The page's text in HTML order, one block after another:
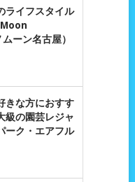
ライフスタイル
ーン名古屋）
きな方におすす
級の園芸レジャ
ーク・エアフル